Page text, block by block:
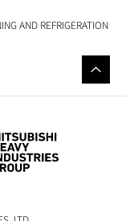
AND REFRIGERATION